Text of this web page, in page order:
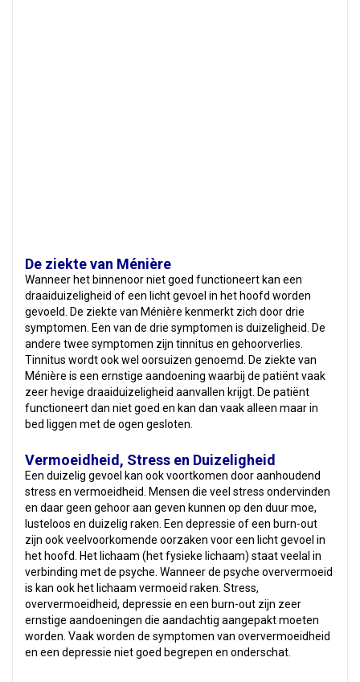
De ziekte van Ménière
Wanneer het binnenoor niet goed functioneert kan een
draaiduizeligheid of een licht gevoel in het hoofd worden
gevoeld. De ziekte van Ménière kenmerkt zich door drie
symptomen. Een van de drie symptomen is duizeligheid. De
andere twee symptomen zijn tinnitus en gehoorverlies.
Tinnitus wordt ook wel oorsuizen genoemd. De ziekte van
Ménière is een ernstige aandoening waarbij de patiënt vaak
zeer hevige draaiduizeligheid aanvallen krijgt. De patiënt
functioneert dan niet goed en kan dan vaak alleen maar in
bed liggen met de ogen gesloten.
Vermoeidheid, Stress en Duizeligheid
Een duizelig gevoel kan ook voortkomen door aanhoudend
stress en vermoeidheid. Mensen die veel stress ondervinden
en daar geen gehoor aan geven kunnen op den duur moe,
lusteloos en duizelig raken. Een depressie of een burn-out
zijn ook veelvoorkomende oorzaken voor een licht gevoel in
het hoofd. Het lichaam (het fysieke lichaam) staat veelal in
verbinding met de psyche. Wanneer de psyche oververmoeid
is kan ook het lichaam vermoeid raken. Stress,
oververmoeidheid, depressie en een burn-out zijn zeer
ernstige aandoeningen die aandachtig aangepakt moeten
worden. Vaak worden de symptomen van oververmoeidheid
en een depressie niet goed begrepen en onderschat.